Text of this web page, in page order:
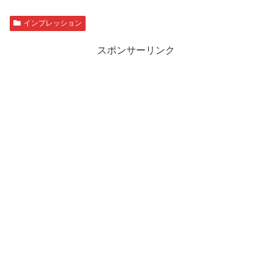
インプレッション
スポンサーリンク